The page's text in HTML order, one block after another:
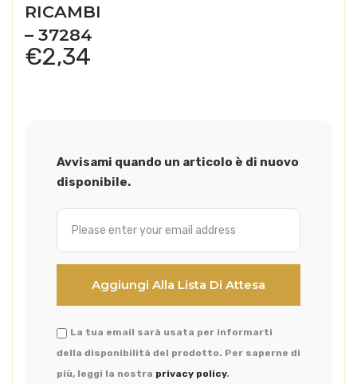
RICAMBI
– 37284
€2,34
Avvisami quando un articolo è di nuovo
disponibile.
La tua email sarà usata per informarti
della disponibilità del prodotto. Per saperne di
più, leggi la nostra privacy policy.